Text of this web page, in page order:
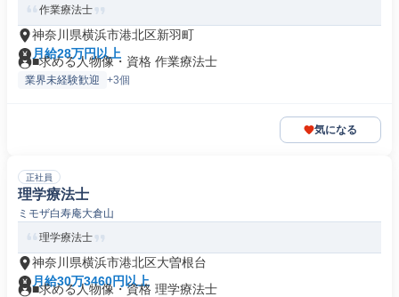
作業療法士
神奈川県横浜市港北区新羽町
月給28万円以上
■求める人物像・資格 作業療法士
業界未経験歓迎 +3個
気になる
正社員
理学療法士
ミモザ白寿庵大倉山
理学療法士
神奈川県横浜市港北区大曽根台
月給30万3460円以上
■求める人物像・資格 理学療法士